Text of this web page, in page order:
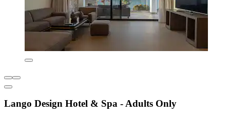
Lango Design Hotel & Spa - Adults Only